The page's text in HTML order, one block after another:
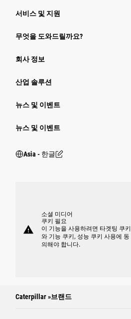
서비스 및 지원
무엇을 도와드릴까요?
회사 정보
산업 솔루션
뉴스 및 이벤트
뉴스 및 이벤트
Asia - 한글
warning
소셜 미디어
쿠키 필요
이 기능을 사용하려면 타겟팅 쿠키
와 기능 쿠키, 성능 쿠키 사용에 동
의해야 합니다.
Caterpillar »브랜드